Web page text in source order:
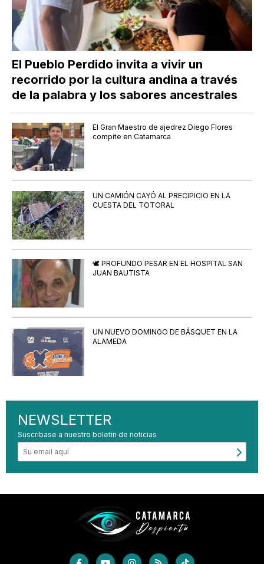
El Pueblo Perdido invita a vivir un
recorrido por la cultura andina a través
de la palabra y los sabores ancestrales
El Gran Maestro de ajedrez Diego Flores
compite en Catamarca
UN CAMIÓN CAYÓ AL PRECIPICIO EN LA
CUESTA DEL TOTORAL
🕊️ PROFUNDO PESAR EN EL HOSPITAL SAN
JUAN BAUTISTA
UN NUEVO DOMINGO DE BÁSQUET EN LA
ALAMEDA
NEWSLETTER
Suscríbase a nuestro boletín de noticias